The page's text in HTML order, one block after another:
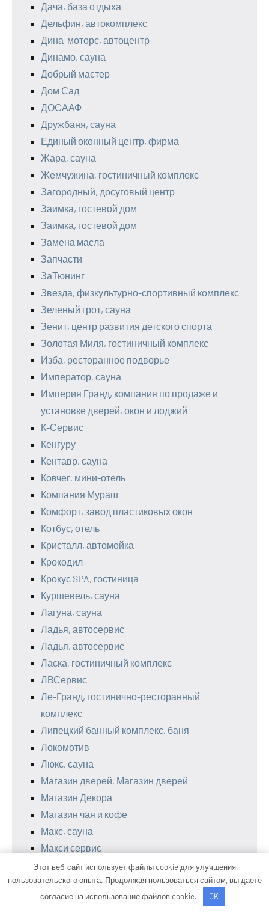
Дача, база отдыха
Дельфин, автокомплекс
Дина-моторс, автоцентр
Динамо, сауна
Добрый мастер
Дом Сад
ДОСААФ
Дружбаня, сауна
Единый оконный центр, фирма
Жара, сауна
Жемчужина, гостиничный комплекс
Загородный, досуговый центр
Заимка, гостевой дом
Заимка, гостевой дом
Замена масла
Запчасти
ЗаТюнинг
Звезда, физкультурно-спортивный комплекс
Зеленый грот, сауна
Зенит, центр развития детского спорта
Золотая Миля, гостиничный комплекс
Изба, ресторанное подворье
Император, сауна
Империя Гранд, компания по продаже и
установке дверей, окон и лоджий
К-Сервис
Кенгуру
Кентавр, сауна
Ковчег, мини-отель
Компания Мураш
Комфорт, завод пластиковых окон
Котбус, отель
Кристалл, автомойка
Крокодил
Крокус SPA, гостиница
Куршевель, сауна
Лагуна, сауна
Ладья, автосервис
Ладья, автосервис
Ласка, гостиничный комплекс
ЛВСервис
Ле-Гранд, гостинично-ресторанный
комплекс
Липецкий банный комплекс, баня
Локомотив
Люкс, сауна
Магазин дверей, Магазин дверей
Магазин Декора
Магазин чая и кофе
Макс, сауна
Макси сервис
Малиновка, баня на дровах
Маск, гостиница
Мастак
Этот веб-сайт использует файлы cookie для улучшения
пользовательского опыта. Продолжая пользоваться сайтом, вы даете
согласие на использование файлов cookie.
OK